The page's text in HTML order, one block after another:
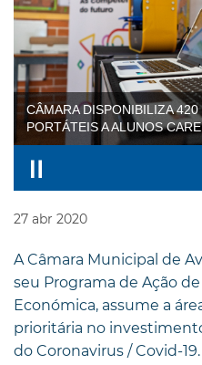
CÂMARA DISPONIBILIZA
PORTÁTEIS A ALUNOS
27 abr 2020
A Câmara Municipal de
seu Programa de Ação
Económica, assume a
prioritária no
do Coronavirus / Covid-19.